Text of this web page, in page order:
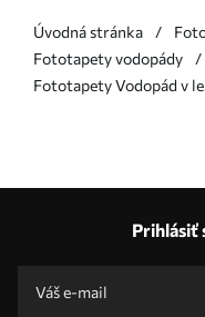
Úvodná stránka
Fototapety vodopády
Fototapety Vodopád v
Prihlásiť